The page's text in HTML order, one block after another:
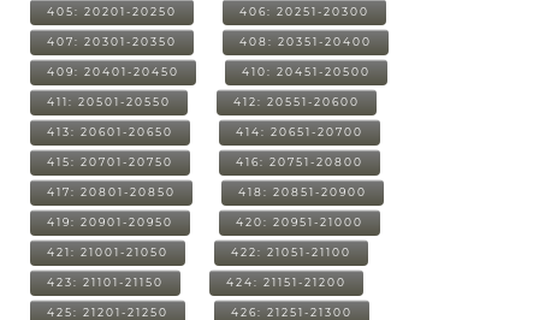
405: 20201-20250 406: 20251-20300
407: 20301-20350 408: 20351-20400
409: 20401-20450 410: 20451-20500
411: 20501-20550 412: 20551-20600
413: 20601-20650 414: 20651-20700
415: 20701-20750 416: 20751-20800
417: 20801-20850 418: 20851-20900
419: 20901-20950 420: 20951-21000
421: 21001-21050 422: 21051-21100
423: 21101-21150 424: 21151-21200
425: 21201-21250 426: 21251-21300